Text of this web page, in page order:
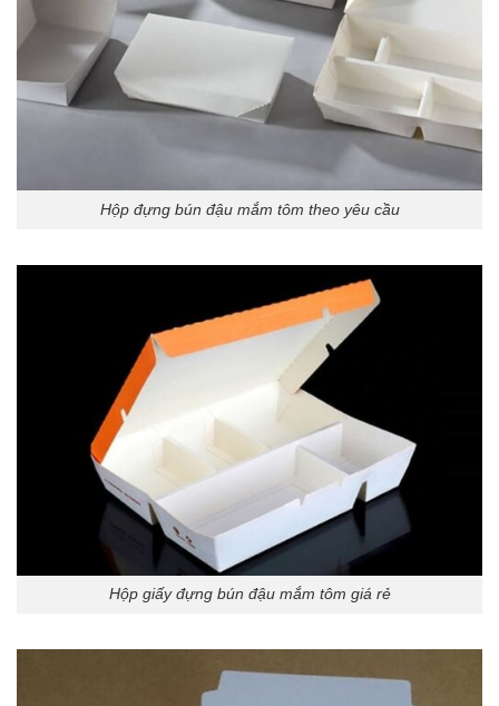
Hộp đựng bún đậu mắm tôm theo yêu cầu
Hộp giấy đựng bún đậu mắm tôm giá rẻ